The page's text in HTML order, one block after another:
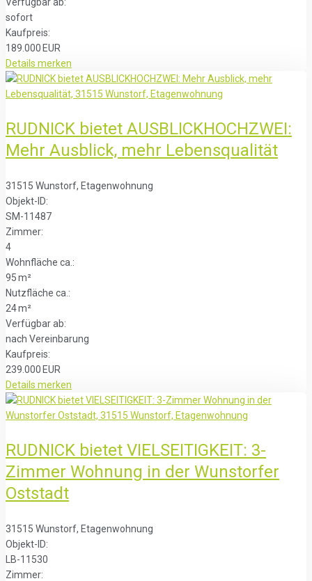
sofort
Kaufpreis:
189.000 EUR
Details merken
RUDNICK bietet AUSBLICKHOCHZWEI:
Mehr Ausblick, mehr Lebensqualität
31515 Wunstorf, Etagenwohnung
Objekt-ID:
SM-11487
Zimmer:
4
Wohnfläche ca.:
95 m²
Nutzfläche ca.:
24 m²
Verfügbar ab:
nach Vereinbarung
Kaufpreis:
239.000 EUR
Details merken
RUDNICK bietet VIELSEITIGKEIT: 3-
Zimmer Wohnung in der Wunstorfer
Oststadt
31515 Wunstorf, Etagenwohnung
Objekt-ID:
LB-11530
Zimmer: